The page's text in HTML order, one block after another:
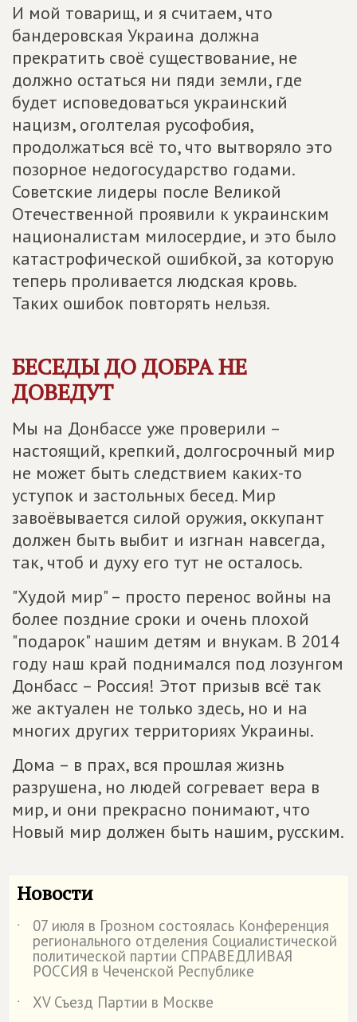
И мой товарищ, и я считаем, что
бандеровская Украина должна
прекратить своё существование, не
должно остаться ни пяди земли, где
будет исповедоваться украинский
нацизм, оголтелая русофобия,
продолжаться всё то, что вытворяло это
позорное недогосударство годами.
Советские лидеры после Великой
Отечественной проявили к украинским
националистам милосердие, и это было
катастрофической ошибкой, за которую
теперь проливается людская кровь.
Таких ошибок повторять нельзя.
БЕСЕДЫ ДО ДОБРА НЕ
ДОВЕДУТ
Мы на Донбассе уже проверили –
настоящий, крепкий, долгосрочный мир
не может быть следствием каких-то
уступок и застольных бесед. Мир
завоёвывается силой оружия, оккупант
должен быть выбит и изгнан навсегда,
так, чтоб и духу его тут не осталось.
"Худой мир" – просто перенос войны на
более поздние сроки и очень плохой
"подарок" нашим детям и внукам. В 2014
году наш край поднимался под лозунгом
Донбасс – Россия! Этот призыв всё так
же актуален не только здесь, но и на
многих других территориях Украины.
Дома – в прах, вся прошлая жизнь
разрушена, но людей согревает вера в
мир, и они прекрасно понимают, что
Новый мир должен быть нашим, русским.
Новости
˙ 07 июля в Грозном состоялась Конференция
регионального отделения Социалистической
политической партии СПРАВЕДЛИВАЯ
РОССИЯ в Чеченской Республике
˙
XV Съезд Партии в Москве